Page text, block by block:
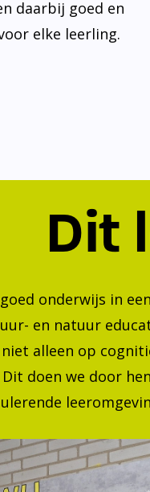
elke leerling.
Dit
en natuur
alleen op
doen we door